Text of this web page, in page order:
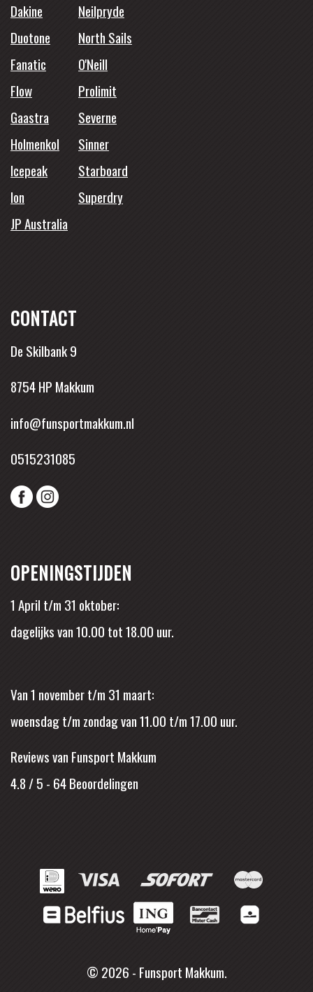
Dakine
Neilpryde
Duotone
North Sails
Fanatic
O'Neill
Flow
Prolimit
Gaastra
Severne
Holmenkol
Sinner
Icepeak
Starboard
Ion
Superdry
JP Australia
CONTACT
De Skilbank 9
8754 HP Makkum
info@funsportmakkum.nl
0515231085
OPENINGSTIJDEN
1 April t/m 31 oktober:
dagelijks van 10.00 tot 18.00 uur.
Van 1 november t/m 31 maart:
woensdag t/m zondag van 11.00 t/m 17.00 uur.
Reviews van Funsport Makkum
4.8 / 5 - 64Beoordelingen
© 2026 - Funsport Makkum.